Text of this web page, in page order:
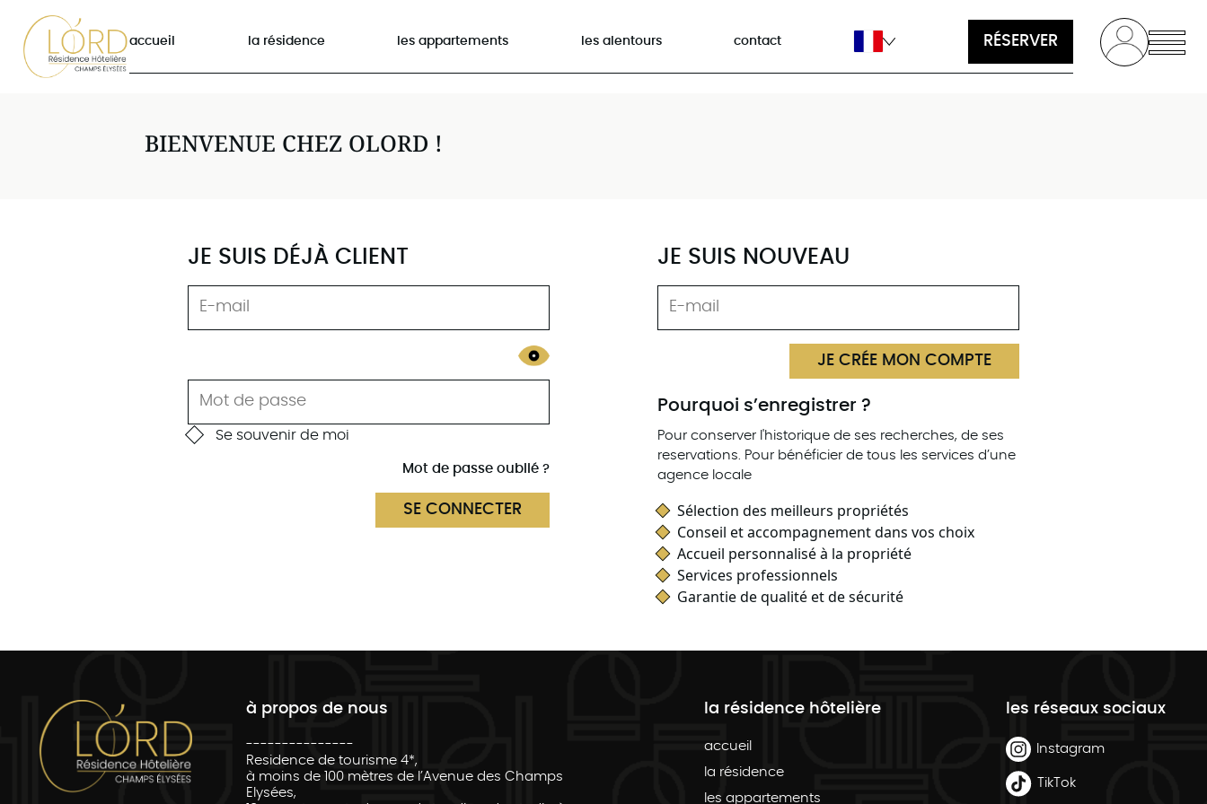
accueil la résidence les appartements les alentours contact RÉSERVER
BIENVENUE CHEZ OLORD !
JE SUIS DÉJÀ CLIENT
Se souvenir de moi
Mot de passe oublié ?
SE CONNECTER
JE SUIS NOUVEAU
JE CRÉE MON COMPTE
Pourquoi s’enregistrer ?
Pour conserver l'historique de ses recherches, de ses
reservations. Pour bénéficier de tous les services d’une
agence locale
Sélection des meilleurs propriétés
Conseil et accompagnement dans vos choix
Accueil personnalisé à la propriété
Services professionnels
Garantie de qualité et de sécurité
à propos de nous
---------------
Residence de tourisme 4*,
à moins de 100 mètres de l’Avenue des Champs
Elysées,
la résidence hôtelière
accueil
la résidence
les appartements
les réseaux sociaux
Instagram
TikTok